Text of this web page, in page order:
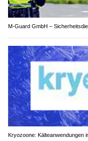
M-Guard GmbH –
Kryozoone: Kälteanwendungen